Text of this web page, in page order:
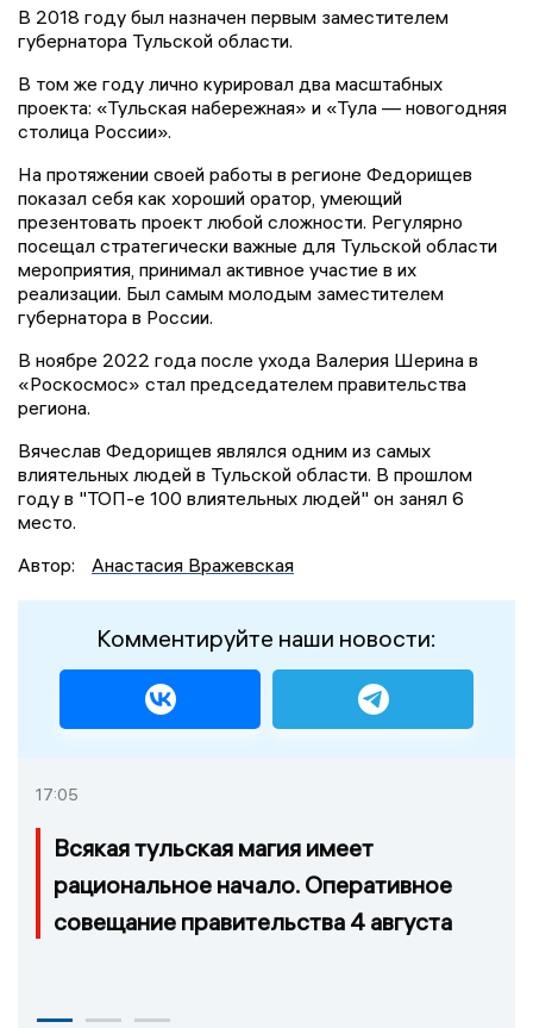
В 2018 году был назначен первым заместителем
губернатора Тульской области.
В том же году лично курировал два масштабных
проекта: «Тульская набережная» и «Тула — новогодняя
столица России».
На протяжении своей работы в регионе Федорищев
показал себя как хороший оратор, умеющий
презентовать проект любой сложности. Регулярно
посещал стратегически важные для Тульской области
мероприятия, принимал активное участие в их
реализации. Был самым молодым заместителем
губернатора в России.
В ноябре 2022 года после ухода Валерия Шерина в
«Роскосмос» стал председателем правительства
региона.
Вячеслав Федорищев являлся одним из самых
влиятельных людей в Тульской области. В прошлом
году в "ТОП-е 100 влиятельных людей" он занял 6
место.
Автор:
Анастасия Вражевская
Комментируйте наши новости:
17:05
Всякая тульская магия имеет
рациональное начало. Оперативное
совещание правительства 4 августа